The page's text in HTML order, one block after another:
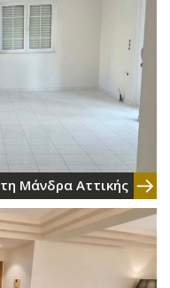
Μάνδρα Αττικής